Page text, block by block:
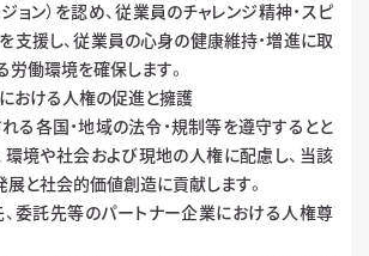
ョン）を認め、従業員のチャレンジ精神・スピ
支援し、従業員の心身の健康維持・増進に取
労働環境を確保します。
おける人権の促進と擁護
る各国・地域の法令・規制等を遵守するとと
環境や社会および現地の人権に配慮し、当該
展と社会的価値創造に貢献します。
委託先等のパートナー企業における人権尊